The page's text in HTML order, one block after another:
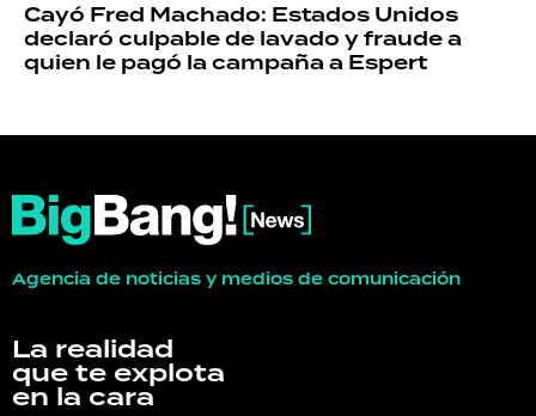
Cayó Fred Machado: Estados Unidos
declaró culpable de lavado y fraude a
quien le pagó la campaña a Espert
Agencia de noticias y medios de comunicación
La realidad
que te explota
en la cara